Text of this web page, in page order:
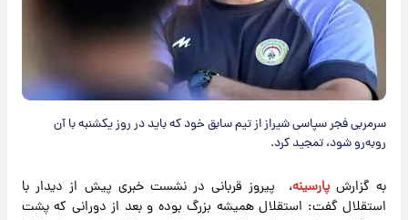
سرمربی فجر سپاسی شیراز از تیم سابق خود که باید در روز یکشنبه با آن
روبه‌رو شود، تمجید کرد.
به گزارشپارسینه، پیروز قربانی در نشست خبری پیش از دیدار با
استقلال گفت: استقلال همیشه بزرگ بوده و بعد از دورانی که پشت